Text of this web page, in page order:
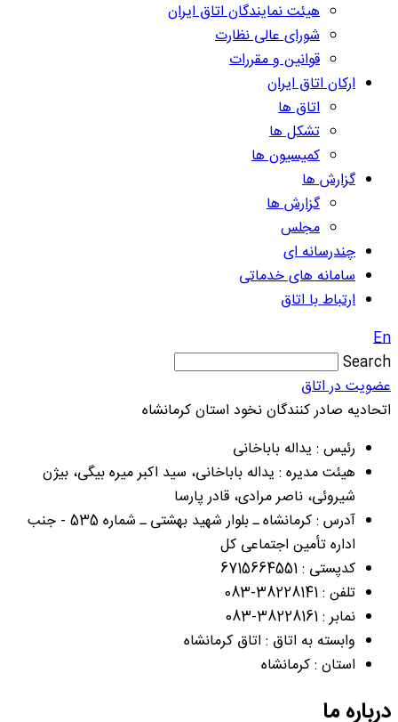
هیئت نمایندگان اتاق ایران
شورای عالی نظارت
قوانین و مقررات
ارکان اتاق ایران
اتاق ها
تشکل ها
کمیسیون ها
گزارش ها
گزارش ها
مجلس
چندرسانه ای
سامانه های خدماتی
ارتباط با اتاق
En
Search
عضویت در اتاق
اتحادیه صادر کنندگان نخود استان کرمانشاه
رئیس : یداله باباخانی
هیئت مدیره : یداله باباخانی، سید اکبر میره بیگی، بیژن
شیروئی، ناصر مرادی، قادر پارسا
آدرس : کرمانشاه ـ بلوار شهید بهشتی ـ شماره 535 - جنب
اداره تأمین اجتماعی کل
کدپستی : 6715664551
تلفن : 38228141-083
نمابر : 38228161-083
وابسته به اتاق : اتاق کرمانشاه
استان : کرمانشاه
درباره ما